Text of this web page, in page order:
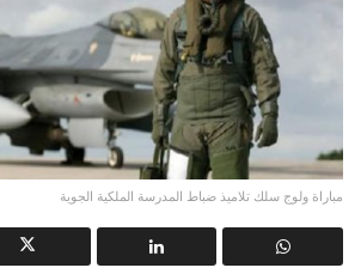
مباراة ولوج سلك تلاميذ ضباط المدرسة الملكية الجوية